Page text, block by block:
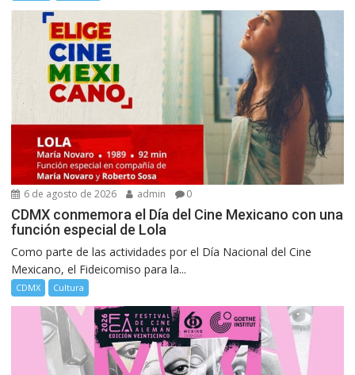
6 de agosto de 2026 admin 0
CDMX conmemora el Día del Cine Mexicano con una
función especial de Lola
Como parte de las actividades por el Día Nacional del Cine
Mexicano, el Fideicomiso para la...
CDMX Cultura